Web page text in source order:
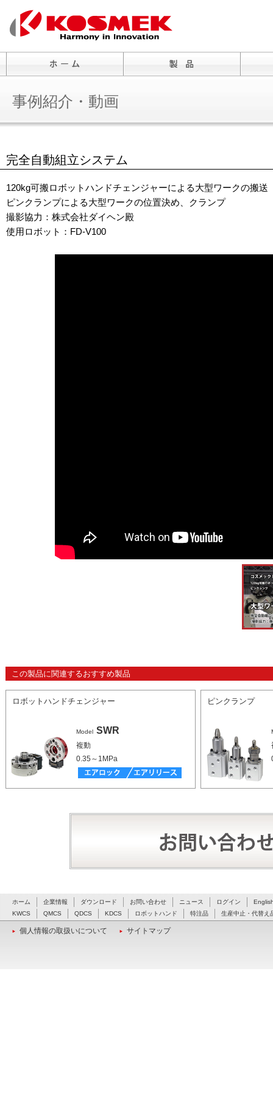
事例紹介・動画
完全自動組立システム
120kg可搬ロボットハンドチェンジャーによる大型ワークの搬送
ピンクランプによる大型ワークの位置決め、クランプ
撮影協力：株式会社ダイヘン殿
使用ロボット：FD-V100
この製品に関連するおすすめ製品
ロボットハンドチェンジャー
Model SWR
複動
0.35～1MPa
ピンクランプ
ホーム 企業情報 ダウンロード お問い合わせ ニュース ログイン
KWCS
QMCS QDCS KDCS ロボットハンド 特注品 生産中止・代替え
個人情報の取扱いについて サイトマップ